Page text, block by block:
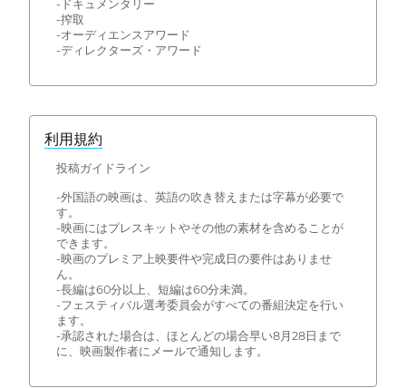
-ドキュメンタリー
-搾取
-オーディエンスアワード
-ディレクターズ・アワード
利用規約
投稿ガイドライン
-外国語の映画は、英語の吹き替えまたは字幕が必要で
す。
-映画にはプレスキットやその他の素材を含めることが
できます。
-映画のプレミア上映要件や完成日の要件はありませ
ん。
-長編は60分以上、短編は60分未満。
-フェスティバル選考委員会がすべての番組決定を行い
ます。
-承認された場合は、ほとんどの場合早い8月28日まで
に、映画製作者にメールで通知します。